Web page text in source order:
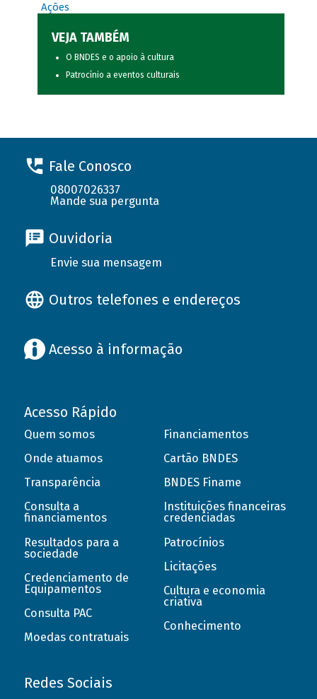
Ações
VEJA TAMBÉM
O BNDES e o apoio à cultura
Patrocínio a eventos culturais
Fale Conosco
08007026337
Mande sua pergunta
Ouvidoria
Envie sua mensagem
Outros telefones e endereços
Acesso à informação
Acesso Rápido
Quem somos
Onde atuamos
Transparência
Consulta a
financiamentos
Resultados para a
sociedade
Credenciamento de
Equipamentos
Consulta PAC
Moedas contratuais
Financiamentos
Cartão BNDES
BNDES Finame
Instituições financeiras
credenciadas
Patrocínios
Licitações
Cultura e economia
criativa
Conhecimento
Redes Sociais